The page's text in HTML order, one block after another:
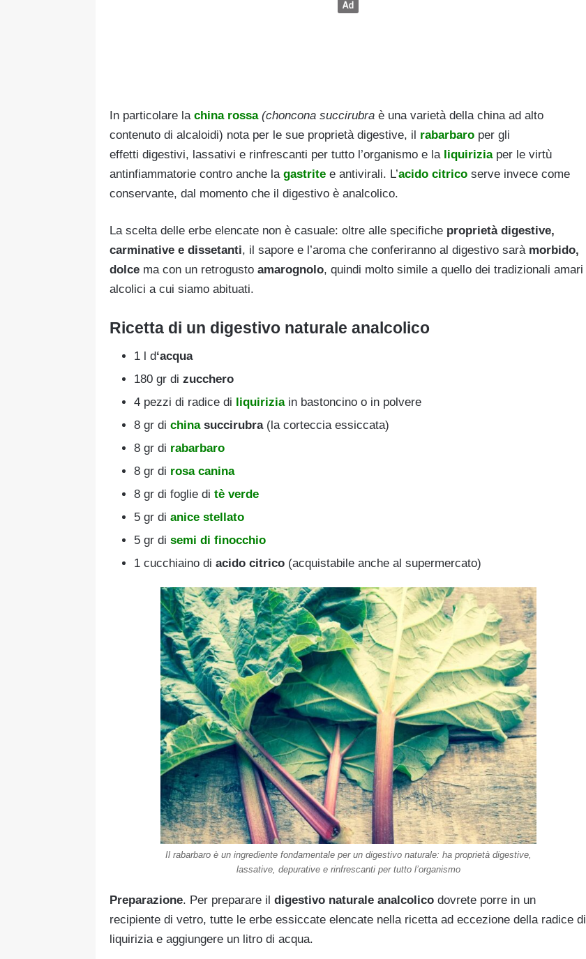
In particolare la china rossa(choncona succirubra è una varietà della china ad alto
contenuto di alcaloidi) nota per le sue proprietà digestive, il rabarbaro per gli
effetti digestivi, lassativi e rinfrescanti per tutto l’organismo e la liquirizia per le virtù
antinfiammatorie contro anche la gastrite e antivirali. L’acido citrico serve invece come
conservante, dal momento che il digestivo è analcolico.
La scelta delle erbe elencate non è casuale: oltre alle specifiche proprietà digestive,
carminative e dissetanti, il sapore e l’aroma che conferiranno al digestivo sarà morbido,
dolce ma con un retrogusto amarognolo, quindi molto simile a quello dei tradizionali amari
alcolici a cui siamo abituati.
Ricetta di un digestivo naturale analcolico
1 l d‘acqua
180 gr di zucchero
4 pezzi di radice di
liquirizia in bastoncino o in polvere
8 gr di chinasuccirubra (la corteccia essiccata)
8 gr di rabarbaro
8 gr di rosa canina
8 gr di foglie di tè verde
5 gr di anice stellato
5 gr di semi di finocchio
1 cucchiaino di acido citrico (acquistabile anche al supermercato)
Il rabarbaro è un ingrediente fondamentale per un digestivo naturale: ha proprietà digestive,
lassative, depurative e rinfrescanti per tutto l’organismo
Preparazione. Per preparare il digestivo naturale analcolico dovrete porre in un
recipiente di vetro, tutte le erbe essiccate elencate nella ricetta ad eccezione della radice di
liquirizia e aggiungere un litro di acqua.